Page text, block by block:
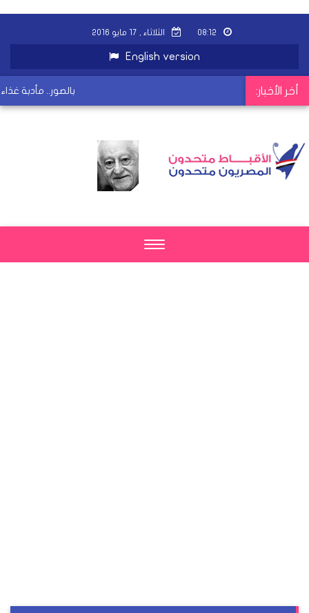
٠٨:١٢ الثلاثاء , ١٧ مايو ٢٠١٦
English version
أخر الأخبار: بالصور.. مأدبة
Toggle